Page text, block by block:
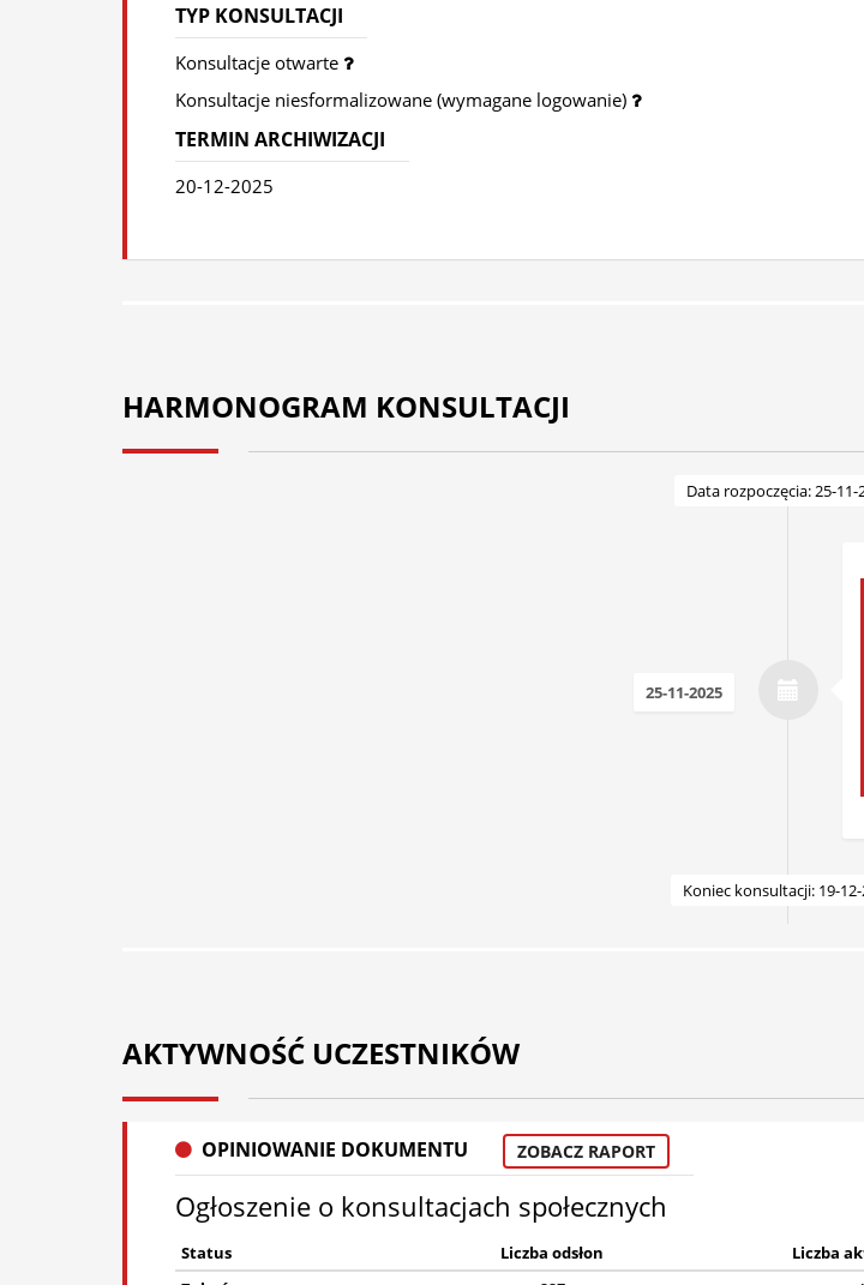
TYP KONSULTACJI
Konsultacje otwarte
Konsultacje niesformalizowane (wymagane logowanie)
TERMIN ARCHIWIZACJI
20-12-2025
HARMONOGRAM KONSULTACJI
Data rozpoczęcia: 25-11-
25-11-2025
Koniec konsultacji: 19-
AKTYWNOŚĆ UCZESTNIKÓW
OPINIOWANIE DOKUMENTU ZOBACZ RAPORT
Ogłoszenie o konsultacjach społecznych
Status Liczba odsłon Liczba